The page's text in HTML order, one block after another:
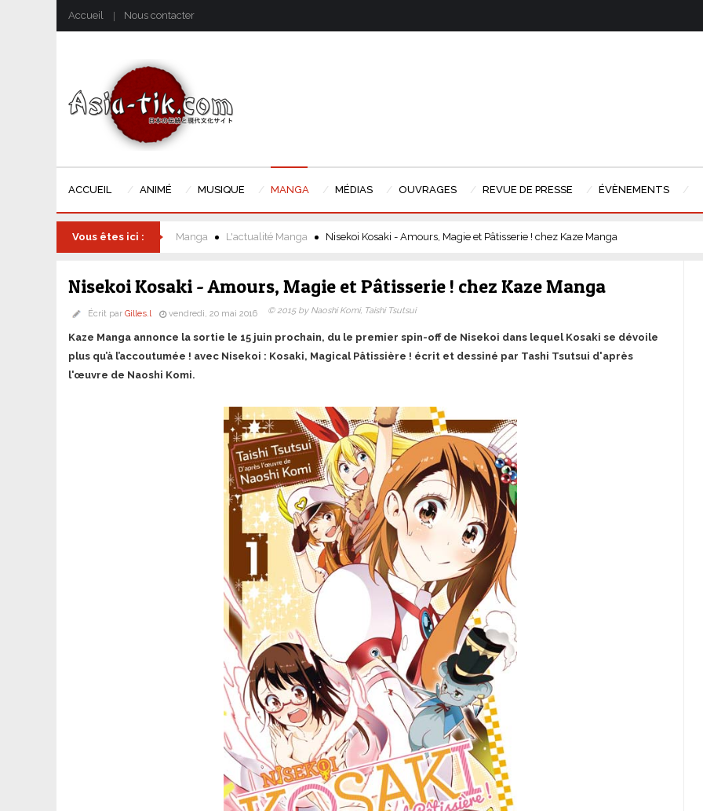
Accueil Nous contacter
ACCUEIL ANIMÉ MUSIQUE MANGA MÉDIAS OUVRAGES REVUE DE PRESSE ÉVÈNEMENTS
Vous êtes ici : Manga L'actualité Manga Nisekoi Kosaki - Amours, Magie et Pâtisserie ! chez Kaze Manga
Nisekoi Kosaki - Amours, Magie et Pâtisserie ! chez Kaze Manga
Écrit par Gilles.l vendredi, 20 mai 2016 © 2015 by Naoshi Komi, Taishi Tsutsui
Kaze Manga annonce la sortie le 15 juin prochain, du le premier spin-off de Nisekoi dans lequel Kosaki se dévoile
plus qu’à l’accoutumée ! avec Nisekoi : Kosaki, Magical Pâtissière ! écrit et dessiné par Tashi Tsutsui d'après
l'œuvre de Naoshi Komi.